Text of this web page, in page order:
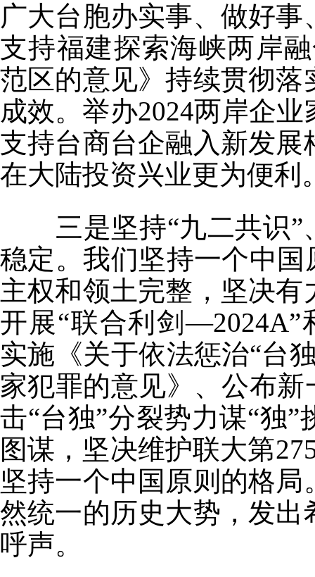
广大台胞办实事、做好
支持福建探索海峡两岸
范区的意见》持续贯彻
成效。举办2024两岸企
支持台商台企融入新发
在大陆投资兴业更为便利
三是坚持“九二共识”
稳定。我们坚持一个中
主权和领土完整，坚决
开展“联合利剑—2024A”
实施《关于依法惩治“台
家犯罪的意见》、公布
击“台独”分裂势力谋“独
图谋，坚决维护联大第
坚持一个中国原则的格
然统一的历史大势，发
呼声。